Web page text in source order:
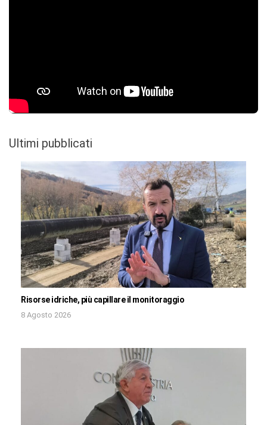
Ultimi pubblicati
Risorse idriche, più capillare il monitoraggio
8 Agosto 2026